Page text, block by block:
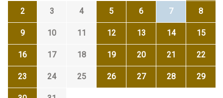
2 3 4 5 6 7 8
9 10 11 12 13 14 15
16 17 18 19 20 21 22
23 24 25 26 27 28 29